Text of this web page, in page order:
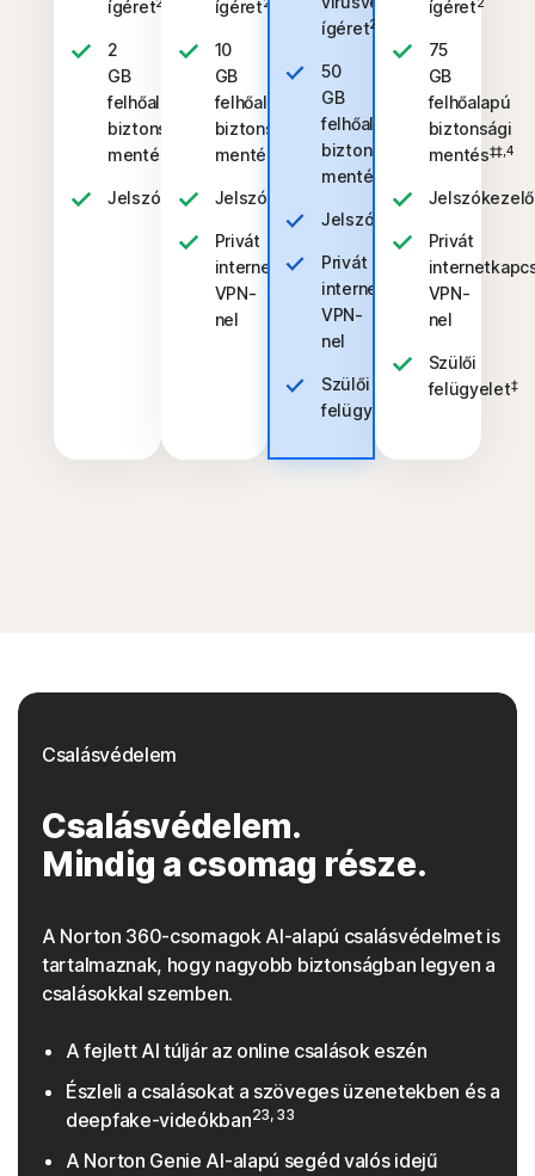
ígéret
2
GB
felhőalapú
biztonsági
mentés
Jelszókezelő
ígéret
10
GB
felhőalapú
biztonsági
mentés
Jelszókezelő
Privát
internetkapcsolat
VPN-
nel
ígéret2
50
GB
felhőalapú
biztonsági
mentés
Jelszókezelő
Privát
internetkapcsolat
VPN-
nel
Szülői
felügyelet
ígéret
75
GB
felhőalapú
biztonsági
mentés‡‡,4
Jelszókezelő
Privát
VPN-
nel
Szülői
felügyelet‡
Csalásvédelem
Csalásvédelem.
Mindig a csomag része.
A Norton 360-csomagok AI-alapú csalásvédelmet is
tartalmaznak, hogy nagyobb biztonságban legyen a
csalásokkal szemben.
A fejlett AI túljár az online csalások eszén
Észleli a csalásokat a szöveges üzenetekben és a
deepfake-videókban23, 33
A Norton Genie AI-alapú segéd valós idejű